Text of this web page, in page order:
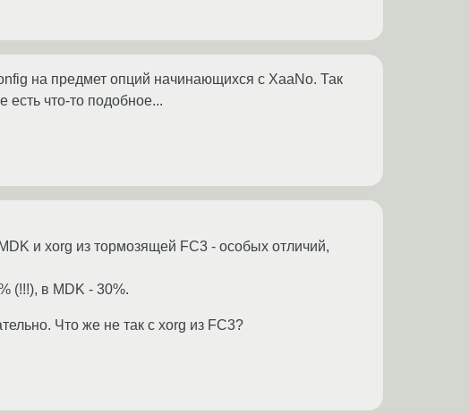
на предмет опций начинающихся с XaaNo. Так
что-то подобное...
и xorg из тормозящей FC3 - особых отличий,
(!!!), в MDK - 30%.
Что же не так с xorg из FC3?